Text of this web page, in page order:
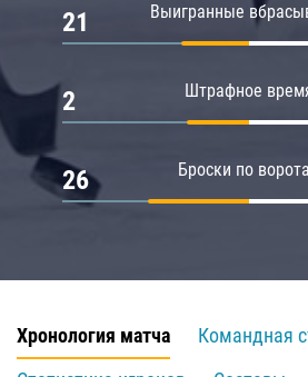
Выигранные
21
Штрафное
2
Броски по
26
Хронология матча
Командная